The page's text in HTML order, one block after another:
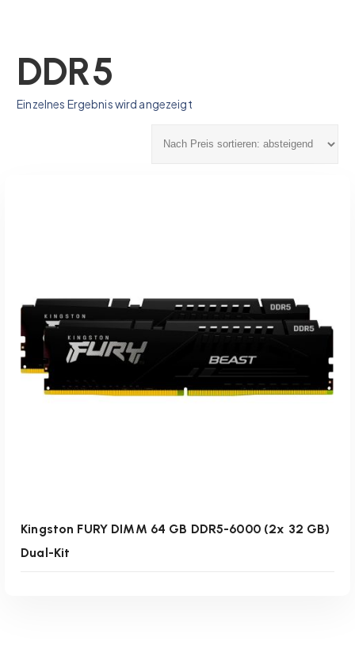
DDR5
Einzelnes Ergebnis wird angezeigt
Kingston FURY DIMM 64 GB DDR5-6000 (2x 32 GB)
Dual-Kit